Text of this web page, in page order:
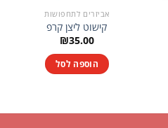
אביזרים לתחפושות
קישוט ליצן קרפ
₪35.00
הוספה לסל